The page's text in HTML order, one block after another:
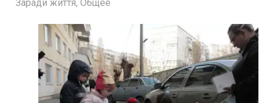
Заради життя, Общее